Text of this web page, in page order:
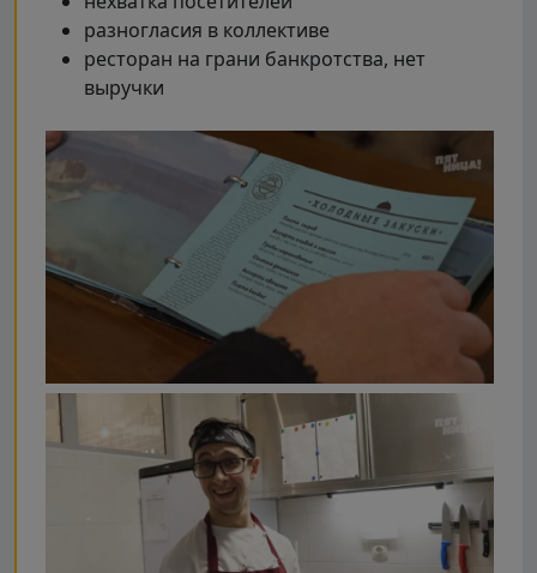
разногласия в коллективе
ресторан на грани банкротства, нет
выручки